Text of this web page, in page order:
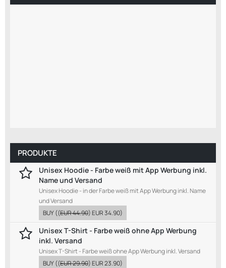
PRODUKTE
Unisex Hoodie - Farbe weiß mit App Werbung inkl.
Name und Versand
Unisex Hoodie - in der Farbe weiß mit App Werbung inkl. Name
und Versand
BUY((EUR 44.90)EUR 34.90)
Unisex T-Shirt - Farbe weiß ohne App Werbung
inkl. Versand
Unisex T-Shirt - Farbe weiß ohne App Werbung inkl. Versand
BUY((EUR 29.90)EUR 23.90)